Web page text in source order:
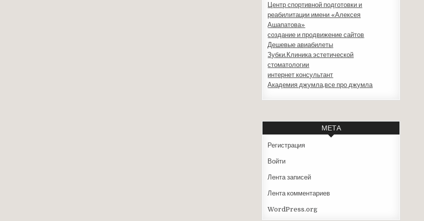
Центр спортивной подготовки и
реабилитации имени «Алексея
Ашапатова»
создание и продвижение сайтов
Дешевые авиабилеты
Зубки.Клиника эстетической
стоматологии
интернет консультант
Академия джумла,все про джумла
МЕТА
Регистрация
Войти
Лента записей
Лента комментариев
WordPress.org